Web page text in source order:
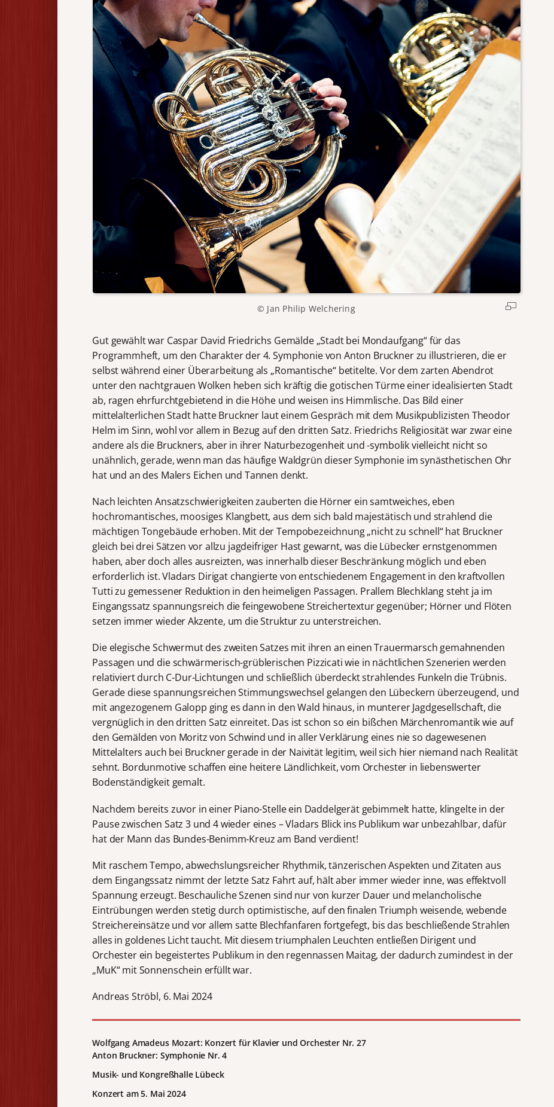
© Jan Philip Welchering
Gut gewählt war Caspar David Friedrichs Gemälde „Stadt bei Mondaufgang“ für das
Programmheft, um den Charakter der 4. Symphonie von Anton Bruckner zu illustrieren, die er
selbst während einer Überarbeitung als „Romantische“ betitelte. Vor dem zarten Abendrot
unter den nachtgrauen Wolken heben sich kräftig die gotischen Türme einer idealisierten Stadt
ab, ragen ehrfurchtgebietend in die Höhe und weisen ins Himmlische. Das Bild einer
mittelalterlichen Stadt hatte Bruckner laut einem Gespräch mit dem Musikpublizisten Theodor
Helm im Sinn, wohl vor allem in Bezug auf den dritten Satz. Friedrichs Religiosität war zwar eine
andere als die Bruckners, aber in ihrer Naturbezogenheit und -symbolik vielleicht nicht so
unähnlich, gerade, wenn man das häufige Waldgrün dieser Symphonie im synästhetischen Ohr
hat und an des Malers Eichen und Tannen denkt.
Nach leichten Ansatzschwierigkeiten zauberten die Hörner ein samtweiches, eben
hochromantisches, moosiges Klangbett, aus dem sich bald majestätisch und strahlend die
mächtigen Tongebäude erhoben. Mit der Tempobezeichnung „nicht zu schnell“ hat Bruckner
gleich bei drei Sätzen vor allzu jagdeifriger Hast gewarnt, was die Lübecker ernstgenommen
haben, aber doch alles ausreizten, was innerhalb dieser Beschränkung möglich und eben
erforderlich ist. Vladars Dirigat changierte von entschiedenem Engagement in den kraftvollen
Tutti zu gemessener Reduktion in den heimeligen Passagen. Prallem Blechklang steht ja im
Eingangssatz spannungsreich die feingewobene Streichertextur gegenüber; Hörner und Flöten
setzen immer wieder Akzente, um die Struktur zu unterstreichen.
Die elegische Schwermut des zweiten Satzes mit ihren an einen Trauermarsch gemahnenden
Passagen und die schwärmerisch-grüblerischen Pizzicati wie in nächtlichen Szenerien werden
relativiert durch C-Dur-Lichtungen und schließlich überdeckt strahlendes Funkeln die Trübnis.
Gerade diese spannungsreichen Stimmungswechsel gelangen den Lübeckern überzeugend, und
mit angezogenem Galopp ging es dann in den Wald hinaus, in munterer Jagdgesellschaft, die
vergnüglich in den dritten Satz einreitet. Das ist schon so ein bißchen Märchenromantik wie auf
den Gemälden von Moritz von Schwind und in aller Verklärung eines nie so dagewesenen
Mittelalters auch bei Bruckner gerade in der Naivität legitim, weil sich hier niemand nach Realität
sehnt. Bordunmotive schaffen eine heitere Ländlichkeit, vom Orchester in liebenswerter
Bodenständigkeit gemalt.
Nachdem bereits zuvor in einer Piano-Stelle ein Daddelgerät gebimmelt hatte, klingelte in der
Pause zwischen Satz 3 und 4 wieder eines – Vladars Blick ins Publikum war unbezahlbar, dafür
hat der Mann das Bundes-Benimm-Kreuz am Band verdient!
Mit raschem Tempo, abwechslungsreicher Rhythmik, tänzerischen Aspekten und Zitaten aus
dem Eingangssatz nimmt der letzte Satz Fahrt auf, hält aber immer wieder inne, was effektvoll
Spannung erzeugt. Beschauliche Szenen sind nur von kurzer Dauer und melancholische
Eintrübungen werden stetig durch optimistische, auf den finalen Triumph weisende, webende
Streichereinsätze und vor allem satte Blechfanfaren fortgefegt, bis das beschließende Strahlen
alles in goldenes Licht taucht. Mit diesem triumphalen Leuchten entließen Dirigent und
Orchester ein begeistertes Publikum in den regennassen Maitag, der dadurch zumindest in der
„MuK“ mit Sonnenschein erfüllt war.
Andreas Ströbl, 6. Mai 2024
Wolfgang Amadeus Mozart: Konzert für Klavier und Orchester Nr. 27
Anton Bruckner: Symphonie Nr. 4
Musik- und Kongreßhalle Lübeck
Konzert am 5. Mai 2024